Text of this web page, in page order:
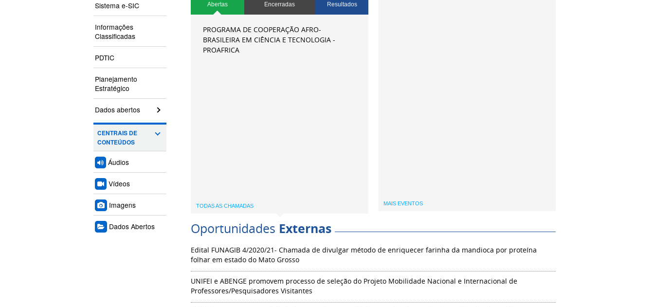
Sistema e-SIC
Informações
Classificadas
PDTIC
Planejamento
Estratégico
Dados abertos
CENTRAIS DE
CONTEÚDOS
Áudios
Vídeos
Imagens
Dados Abertos
Abertas Encerradas Resultados
PROGRAMA DE COOPERAÇÃO AFRO-
BRASILEIRA EM CIÊNCIA E TECNOLOGIA -
PROAFRICA
TODAS AS CHAMADAS MAIS EVENTOS
Oportunidades Externas
Edital FUNAGIB 4/2020/21- Chamada de divulgar método de enriquecer farinha da mandioca por proteína
folhar em estado do Mato Grosso
UNIFEI e ABENGE promovem processo de seleção do Projeto Mobilidade Nacional e Internacional de
Professores/Pesquisadores Visitantes